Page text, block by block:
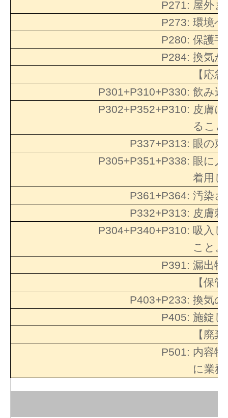
P271: 屋外
P273: 環境
P280: 保護手
P284: 換気
【応
P301+P310+P330: 飲み
P302+P352+P310: 皮膚
るこ
P337+P313: 眼の
P305+P351+P338: 眼に
着用
P361+P364: 汚染
P332+P313: 皮膚
P304+P340+P310: 吸入
こと
P391: 漏出
【保
P403+P233: 換気
P405: 施錠
【廃
P501: 内容
に業